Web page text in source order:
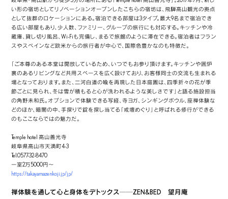
い形の宿坊としてリノベーションオープンしたこちらの宿坊は、飛騨高山観光の拠点
として抜群のロケーションにある。宿泊できる部屋は3タイプ。最大9名まで宿泊でき
る広い部屋もあり、少人数、ファミリー、グループの旅行にも対応する。キッチンや冷
蔵庫、貸し切り風呂、Wi-Fiも完備し、まるで旅館のように滞在できる。宿泊者はフラン
スやスペインなど欧米からの旅行者が中心で、国際色豊かなのも特徴だ。
「ご本尊のある本堂は開放しているため、いつでもお参り頂けます。キッチンや囲炉
裏のあるリビングなど共用スペースを広く設けており、お客様同士の交流も生まれる
場となっております。また、二河白道の喩を再現した日本庭園は、四季折々の花が季
節ごとに見られ、冬は雪が積もると心が洗われるような美しさです」と語る施設担当
の角野未和氏。オプションで体験できる写経、寺ヨガ、シンギングボウル、座禅体験な
どのほか、暗闇の中、手探りで錠を探し当てる「戒壇めぐり」と呼ばれる修行ができる
のもここならではの魅力だ。
Temple hotel 高山善光寺
岐阜県高山市天満町4-3
Tel.0577-32-8470
一室2万5000円～
https://takayamazenkoji.jp/jp/
禅体験を通して心と身体をデトックス──ZEN&BED　望月庵